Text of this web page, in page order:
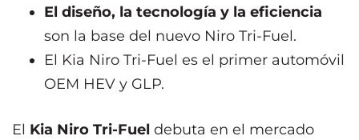
El diseño, la tecnología y la eficiencia
son la base del nuevo Niro Tri-Fuel.
El Kia Niro Tri-Fuel es el primer automóvil
OEM HEV y GLP.
El Kia Niro Tri-Fuel debuta en el mercado